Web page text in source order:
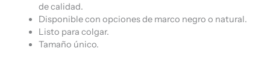
de calidad.
Disponible con opciones de marco negro o natural.
Listo para colgar.
Tamaño único.